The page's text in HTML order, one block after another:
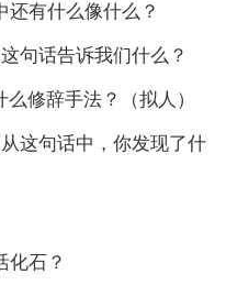
还有什么像什么？
句话告诉我们什么？
修辞手法？（拟人）
这句话中，你发现了什
化石？